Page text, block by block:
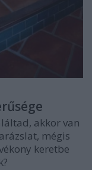
akkor van
mégis
keretbe